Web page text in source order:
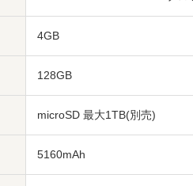
4GB
128GB
microSD 最大1TB(別売)
5160mAh